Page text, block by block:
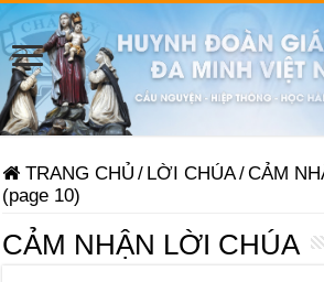
TRANG CHỦ / LỜI CHÚA/CẢM
(page 10)
CẢM NHẬN LỜI CHÚA